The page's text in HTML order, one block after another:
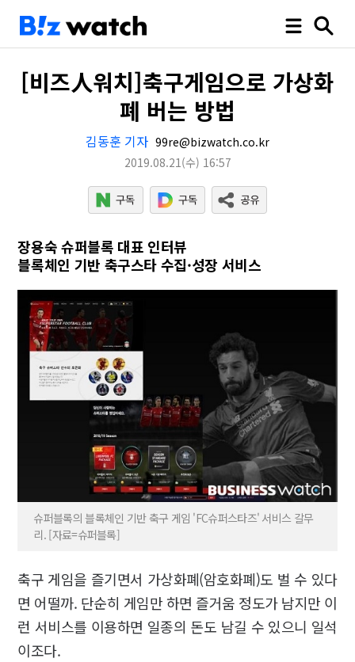
[비즈人워치]축구게임으로 가상화
폐 버는 방법
김동훈 기자 99re@bizwatch.co.kr
2019.08.21(수) 16:57
장용숙 슈퍼블록 대표 인터뷰
블록체인 기반 축구스타 수집·성장 서비스
슈퍼블록의 블록체인 기반 축구 게임 'FC슈퍼스타즈' 서비스 갈무
리. [자료=슈퍼블록]
축구 게임을 즐기면서 가상화폐(암호화폐)도 벌 수 있다
면 어떨까. 단순히 게임만 하면 즐거움 정도가 남지만 이
런 서비스를 이용하면 일종의 돈도 남길 수 있으니 일석
이조다.